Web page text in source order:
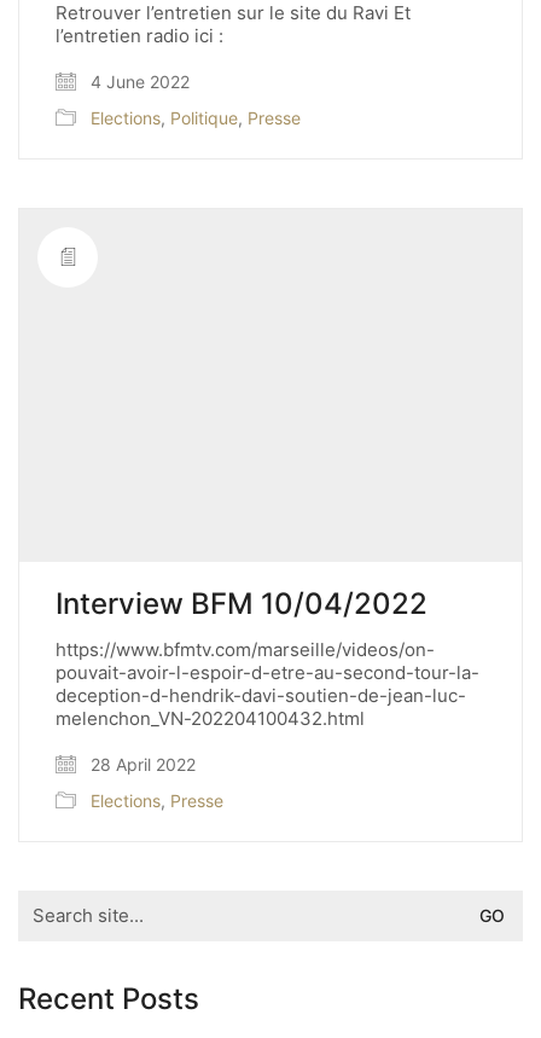
Retrouver l’entretien sur le site du Ravi Et
l’entretien radio ici :
4 June 2022
Elections, Politique, Presse
Interview BFM 10/04/2022
https://www.bfmtv.com/marseille/videos/on-
pouvait-avoir-l-espoir-d-etre-au-second-tour-la-
deception-d-hendrik-davi-soutien-de-jean-luc-
melenchon_VN-202204100432.html
28 April 2022
Elections, Presse
for:
Recent Posts